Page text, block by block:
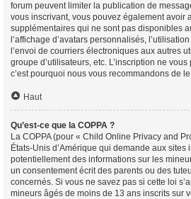
forum peuvent limiter la publication de
vous inscrivant, vous pouvez également avoir
supplémentaires qui ne sont pas disponibles
l’affichage d’avatars personnalisés,
l’envoi de courriers électroniques aux autres
groupe d’utilisateurs, etc. L’inscription ne
c’est pourquoi nous vous recommandons de
Haut
Qu’est-ce que la COPPA ?
La COPPA (pour « Child Online Privacy and
États-Unis d’Amérique qui demande aux sites
potentiellement des informations sur les
un consentement écrit des parents ou des
concernés. Si vous ne savez pas si cette loi
mineurs âgés de moins de 13 ans inscrits sur